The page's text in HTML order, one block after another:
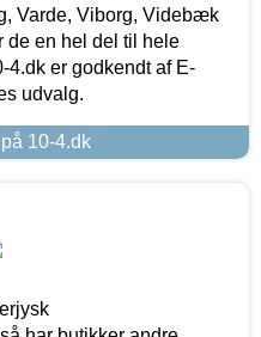
Varde, Viborg, Videbæk
de en hel del til hele
4.dk er godkendt af E-
udvalg.
10-4.dk